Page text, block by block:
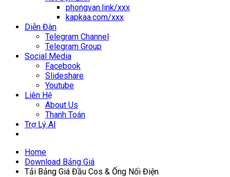
phongvan.link/xxx
kapkaa.com/xxx
Diễn Đàn
Telegram Channel
Telegram Group
Social Media
Facebook
Slideshare
Youtube
Liên Hệ
About Us
Thanh Toán
Trợ Lý AI
Home
Download Bảng Giá
Tải Bảng Giá Đầu Cos & Ống Nối Điện